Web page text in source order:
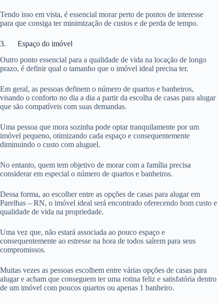
Tendo isso em vista, é essencial morar perto de pontos de interesse
para que consiga ter minimização de custos e de perda de tempo.
3. Espaço do imóvel
Outro ponto essencial para a qualidade de vida na locação de longo
prazo, é definir qual o tamanho que o imóvel ideal precisa ter.
Em geral, as pessoas definem o número de quartos e banheiros,
visando o conforto no dia a dia a partir da escolha de casas para alugar
que são compatíveis com suas demandas.
Uma pessoa que mora sozinha pode optar tranquilamente por um
imóvel pequeno, otimizando cada espaço e consequentemente
diminuindo o custo com aluguel.
No entanto, quem tem objetivo de morar com a família precisa
considerar em especial o número de quartos e banheiros.
Dessa forma, ao escolher entre as opções de casas para alugar em
Parelhas – RN, o imóvel ideal será encontrado oferecendo bom custo e
qualidade de vida na propriedade.
Uma vez que, não estará associada ao pouco espaço e
consequentemente ao estresse na hora de todos saírem para seus
compromissos.
Muitas vezes as pessoas escolhem entre várias opções de casas para
alugar e acham que conseguem ter uma rotina feliz e satisfatória dentro
de um imóvel com poucos quartos ou apenas 1 banheiro.